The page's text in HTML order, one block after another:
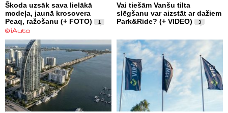
Škoda uzsāk sava lielākā
modeļa, jaunā krosovera
Peaq, ražošanu (+ FOTO)
1
Vai tiešām Vanšu tilta
slēgšanu var aizstāt ar dažiem
Park&Ride? (+ VIDEO)
3